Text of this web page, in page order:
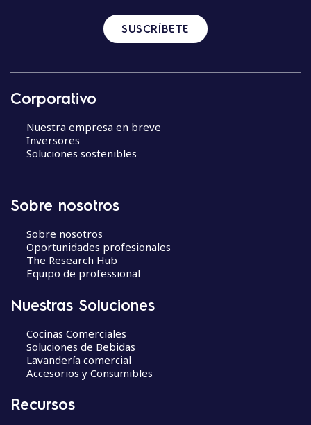
i
ó
n
r
SUSCRÍBETE
Corporativo
Nuestra empresa en breve
Inversores
Soluciones sostenibles
Sobre nosotros
Sobre nosotros
Oportunidades profesionales
The Research Hub
Equipo de professional
Nuestras Soluciones
Cocinas Comerciales
Soluciones de Bebidas
Lavandería comercial
Accesorios y Consumibles
Recursos